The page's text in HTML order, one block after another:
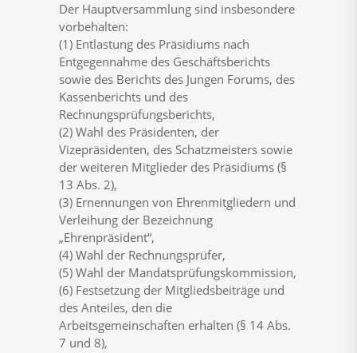
Der Hauptversammlung sind insbesondere
vorbehalten:
(1) Entlastung des Präsidiums nach
Entgegennahme des Geschäftsberichts
sowie des Berichts des Jungen Forums, des
Kassenberichts und des
Rechnungsprüfungsberichts,
(2) Wahl des Präsidenten, der
Vizepräsidenten, des Schatzmeisters sowie
der weiteren Mitglieder des Präsidiums (§
13 Abs. 2),
(3) Ernennungen von Ehrenmitgliedern und
Verleihung der Bezeichnung
„Ehrenpräsident“,
(4) Wahl der Rechnungsprüfer,
(5) Wahl der Mandatsprüfungskommission,
(6) Festsetzung der Mitgliedsbeiträge und
des Anteiles, den die
Arbeitsgemeinschaften erhalten (§ 14 Abs.
7 und 8),